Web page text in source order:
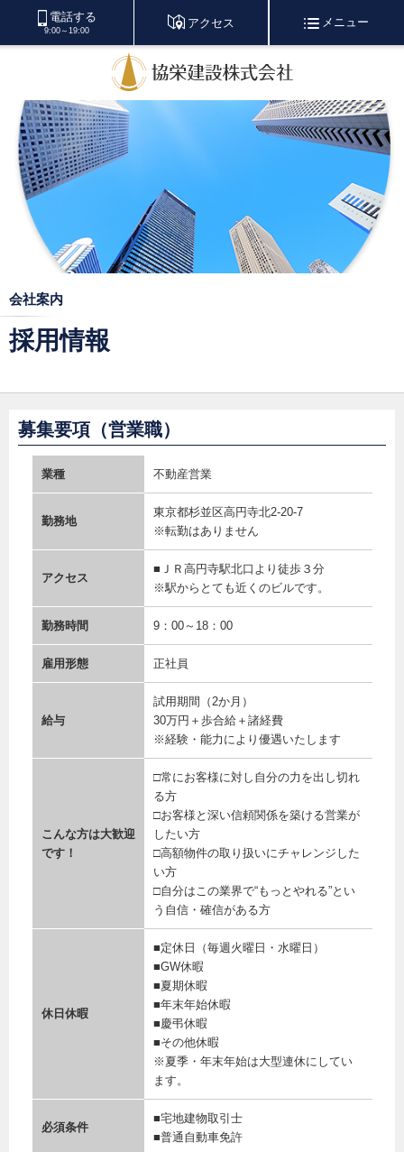
電話する
9:00～19:00
アクセス メニュー
会社案内
採用情報
募集要項（営業職）
業種 不動産営業
勤務地
東京都杉並区高円寺北2-20-7
※転勤はありません
アクセス
■ＪＲ高円寺駅北口より徒歩３分
※駅からとても近くのビルです。
勤務時間 9：00～18：00
雇用形態 正社員
給与
試用期間（2か月）
30万円＋歩合給＋諸経費
※経験・能力により優遇いたします
こんな方は大歓迎
です！
□常にお客様に対し自分の力を出し切れ
る方
□お客様と深い信頼関係を築ける営業が
したい方
□高額物件の取り扱いにチャレンジした
い方
□自分はこの業界で“もっとやれる”とい
う自信・確信がある方
休日休暇
■定休日（毎週火曜日・水曜日）
■GW休暇
■夏期休暇
■年末年始休暇
■慶弔休暇
■その他休暇
※夏季・年末年始は大型連休にしてい
ます。
必須条件
■宅地建物取引士
■普通自動車免許